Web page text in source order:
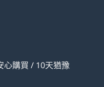
心購買 / 10天猶豫